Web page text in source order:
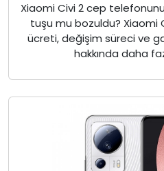
Xiaomi Civi 2 cep
tuşu mu bozuldu? Xiaomi
ücreti, değişim süreci ve
hakkında daha